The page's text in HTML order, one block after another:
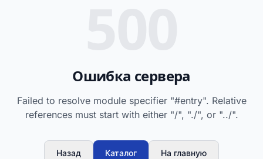
Ошибка сервера
Failed to resolve module specifier "#entry". Relative
references must start with either "/", "./", or "../".
Назад Каталог На главную